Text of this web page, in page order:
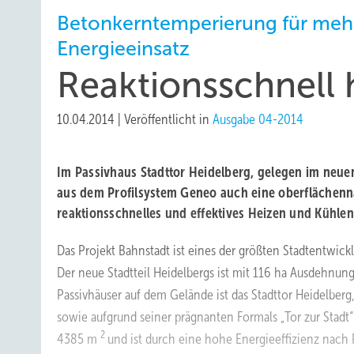
Betonkerntemperierung für
Energieeinsatz
Reaktionsschnell
10.04.2014 Veröffentlicht in Ausgabe 04-2014
Im Passivhaus Stadttor Heidelberg, gelegen im
aus dem Profilsystem Geneo auch eine
reaktionsschnelles und effektives Heizen und
Das Projekt Bahnstadt ist eines der größten
Der neue Stadtteil Heidelbergs ist mit 116 ha
Passivhäuser auf dem Gelände ist das Stadttor
sowie aufgrund seiner prägnanten Formals „Tor zur
4385 m 2 und ist durch eine hohe Energieeffizienz nach